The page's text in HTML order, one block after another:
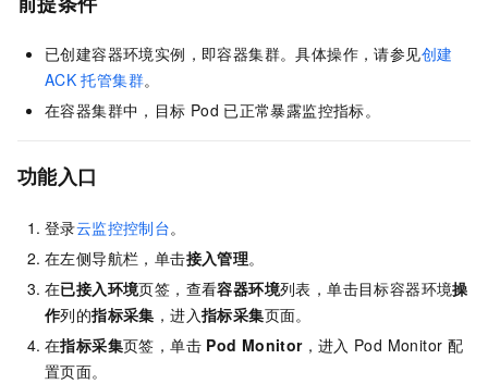
已创建容器环境实例，即容器集群。具体操作，请参见创建
ACK 托管集群。
在容器集群中，目标 Pod 已正常暴露监控指标。
功能入口
登录云监控控制台。
在左侧导航栏，单击接入管理。
在已接入环境页签，查看容器环境列表，单击目标容器环境操
作列的指标采集 ，进入指标采集页面。
在指标采集页签，单击 Pod Monitor，进入 Pod Monitor 配
置页面。